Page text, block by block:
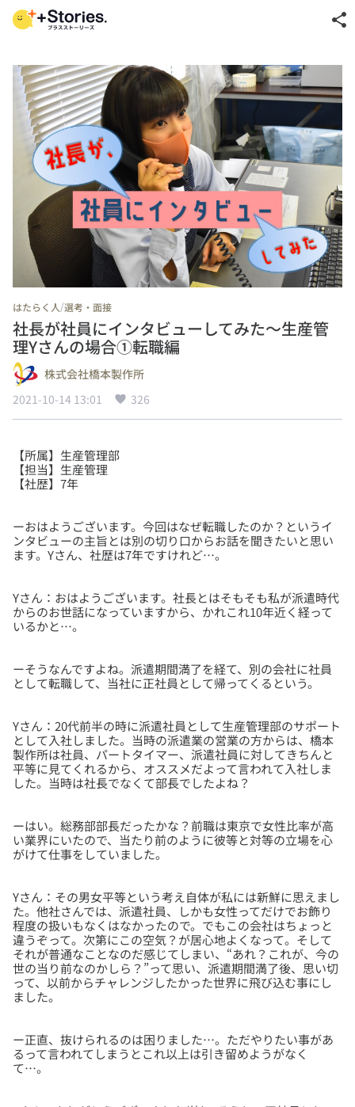
share
はたらく人/選考・面接
社長が社員にインタビューしてみた～生産管
理Yさんの場合①転職編
株式会社橋本製作所
2021-10-14 13:01
326
【所属】生産管理部
【担当】生産管理
ーおはようございます。今回はなぜ転職したのか？というイ
ンタビューの主旨とは別の切り口からお話を聞きたいと思い
Yさん：おはようございます。社長とはそもそも私が派遣時代
からのお世話になっていますから、かれこれ10年近く経って
ーそうなんですよね。派遣期間満了を経て、別の会社に社員
Yさん：20代前半の時に派遣社員として生産管理部のサポート
として入社しました。当時の派遣業の営業の方からは、橋本
製作所は社員、パートタイマー、派遣社員に対してきちんと
平等に見てくれるから、オススメだよって言われて入社しま
ーはい。総務部部長だったかな？前職は東京で女性比率が高
い業界にいたので、当たり前のように彼等と対等の立場を心
Yさん：その男女平等という考え自体が私には新鮮に思えまし
た。他社さんでは、派遣社員、しかも女性ってだけでお飾り
程度の扱いもなくはなかったので。でもこの会社はちょっと
違うぞって。次第にこの空気？が居心地よくなって。そして
それが普通なことなのだ感じてしまい、“あれ？これが、今の
世の当り前なのかしら？”って思い、派遣期間満了後、思い切
って、以前からチャレンジしたかった世界に飛び込む事にし
ー正直、抜けられるのは困りました…。ただやりたい事があ
るって言われてしまうとこれ以上は引き留めようがなく